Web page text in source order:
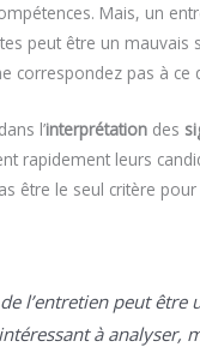
Mais, un
peut être un mauvais
correspondez pas à ce
l’interprétation des
rapidement leurs
être le seul critère
l’entretien peut être
à analyser,